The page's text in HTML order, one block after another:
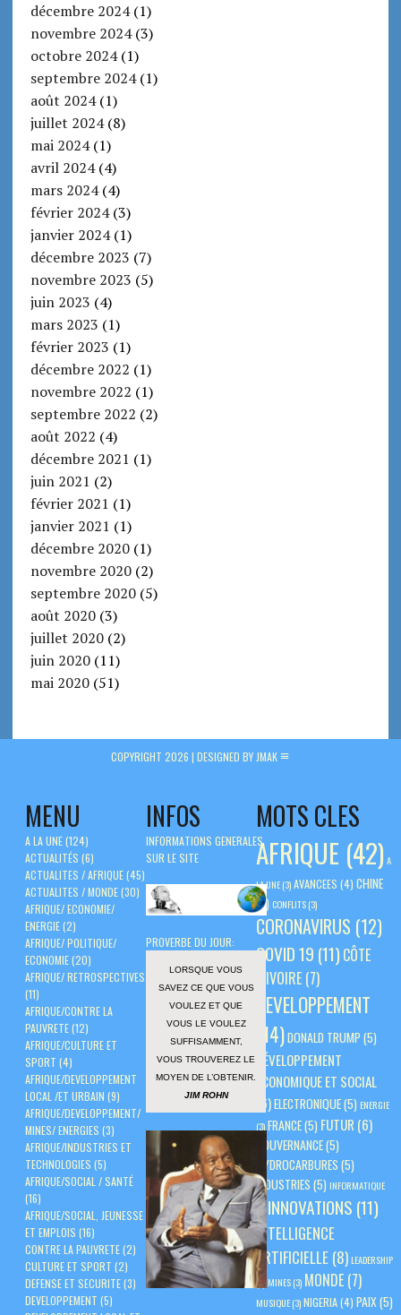
décembre 2024(1)
novembre 2024(3)
octobre 2024(1)
septembre 2024(1)
août 2024(1)
juillet 2024(8)
mai 2024(1)
avril 2024(4)
mars 2024(4)
février 2024(3)
janvier 2024(1)
décembre 2023 (7)
novembre 2023 (5)
juin 2023 (4)
mars 2023 (1)
février 2023 (1)
décembre 2022 (1)
novembre 2022 (1)
septembre 2022 (2)
août 2022 (4)
décembre 2021 (1)
juin 2021 (2)
février 2021 (1)
janvier 2021 (1)
décembre 2020(1)
novembre 2020(2)
septembre 2020(5)
août 2020(3)
juillet 2020(2)
juin 2020(11)
mai 2020(51)
COPYRIGHT 2026 | DESIGNED BY JMAK
MENU
A LA UNE(124)
ACTUALITÉS (6)
ACTUALITES / AFRIQUE(45)
ACTUALITES / MONDE(30)
AFRIQUE/ ECONOMIE/
ENERGIE(2)
AFRIQUE/ POLITIQUE/
ECONOMIE(20)
AFRIQUE/ RETROSPECTIVES
(11)
AFRIQUE/CONTRE LA
PAUVRETE(12)
AFRIQUE/CULTURE ET
SPORT (4)
AFRIQUE/DEVELOPPEMENT
LOCAL /ET URBAIN (9)
AFRIQUE/DEVELOPPEMENT/
MINES/ ENERGIES (3)
AFRIQUE/INDUSTRIES ET
TECHNOLOGIES (5)
AFRIQUE/SOCIAL / SANTÉ
(16)
AFRIQUE/SOCIAL, JEUNESSE
ET EMPLOIS (16)
CONTRE LA PAUVRETE(2)
CULTURE ET SPORT (2)
DEFENSE ET SECURITE(3)
DEVELOPPEMENT (5)
MOTS CLES
AFRIQUE (42) A
LA UNE(3)AVANCEES (4) CHINE
(5)CONFLITS(3)
CORONAVIRUS (12)
COVID 19 (11) CÔTE
D'IVOIRE (7)
DEVELOPPEMENT
(14)DONALD TRUMP(5)
DÉVELOPPEMENT
ÉCONOMIQUE ET SOCIAL
(6)ELECTRONIQUE(5)ENERGIE
(3)FRANCE(5)FUTUR (6)
GOUVERNANCE(5)
HYDROCARBURES(5)
INDUSTRIES(5)INFORMATIQUE
(3) INNOVATIONS (11)
INTELLIGENCE
ARTIFICIELLE (8)LEADERSHIP
(3)MINES(3) MONDE (7)
MUSIQUE(3)NIGERIA(4) PAIX(5)
INFOS
INFORMATIONS GENERALES
SUR LE SITE
PROVERBE DU JOUR:
LORSQUE VOUS
SAVEZ CE QUE VOUS
VOULEZ ET QUE
VOUS LE VOULEZ
SUFFISAMMENT,
VOUS TROUVEREZ LE
MOYEN DE L’OBTENIR.
JIM ROHN